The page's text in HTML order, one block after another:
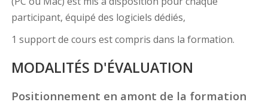
participant, équipé des logiciels dédiés,
1 support de cours est compris dans la formation.
MODALITÉS D'ÉVALUATION
Positionnement en amont de la formation